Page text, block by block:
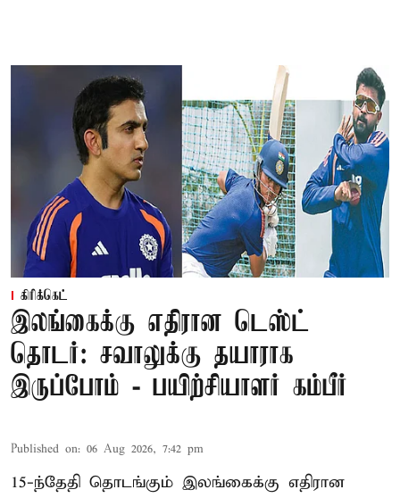
கிரிக்கெட்
இலங்கைக்கு எதிரான டெஸ்ட்
தொடர்: சவாலுக்கு தயாராக
இருப்போம் - பயிற்சியாளர் கம்பீர்
Published on: 06 Aug 2026, 7:42 pm
15-ந்தேதி தொடங்கும் இலங்கைக்கு எதிரான